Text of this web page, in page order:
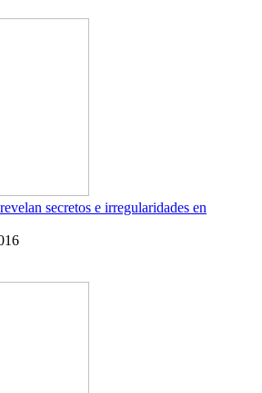
secretos e irregularidades en